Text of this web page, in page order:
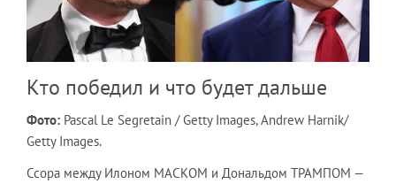
Кто победил и что будет дальше
Фото: Pascal Le Segretain / Getty Images, Andrew Harnik/
Getty Images.
Ссора между Илоном МАСКОМ и Дональдом ТРАМПОМ —